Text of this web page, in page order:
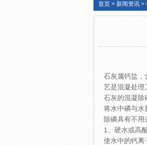
首页 > 新闻资讯 >
石灰属钙盐，
艺是混凝处理
石灰的混凝除
将水中磷与水
除磷具有不
1、硬水或高
使水中的钙离